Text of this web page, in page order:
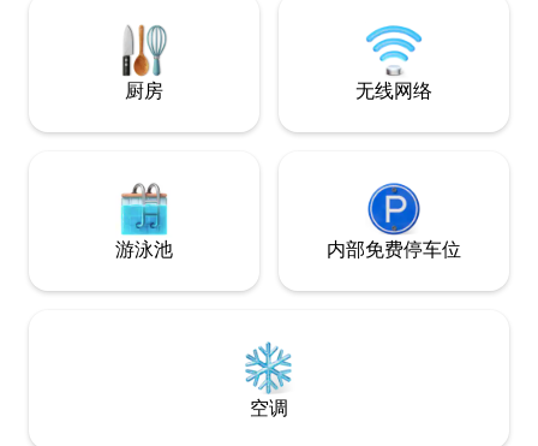
厨房 无线网络
游泳池 内部免费停车位
空调